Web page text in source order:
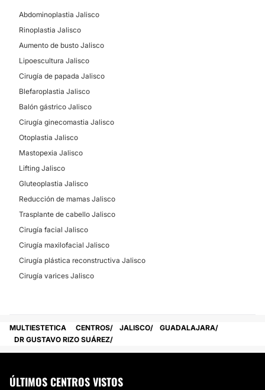
Eliminación de cicatrices
Aumento de labios
Rejuvenecimiento facial
CIRUGÍA BARIÁTRICA
Abdominoplastia Jalisco
Rinoplastia Jalisco
Aumento de busto Jalisco
Lipoescultura Jalisco
Cirugía de papada Jalisco
Blefaroplastia Jalisco
Balón gástrico Jalisco
Cirugía ginecomastia Jalisco
Otoplastia Jalisco
Mastopexia Jalisco
Lifting Jalisco
Gluteoplastia Jalisco
Reducción de mamas Jalisco
Trasplante de cabello Jalisco
Cirugía facial Jalisco
Cirugía maxilofacial Jalisco
Cirugía plástica reconstructiva Jalisco
Cirugía varices Jalisco
MULTIESTETICA CENTROS JALISCO
GUADALAJARA
DR GUSTAVO RIZO SUÁREZ
ÚLTIMOS CENTROS VISTOS